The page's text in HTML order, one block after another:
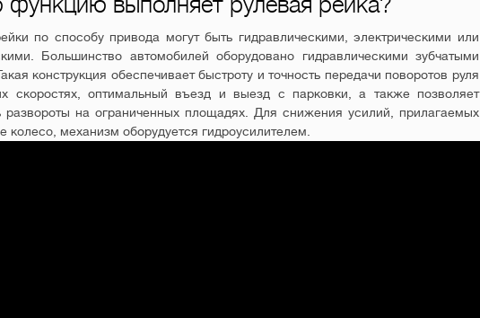
по способу привода могут быть гидравлическими, электрическими или
Большинство автомобилей оборудовано гидравлическими зубчатыми
конструкция обеспечивает быстроту и точность передачи поворотов руля
скоростях, оптимальный въезд и выезд с парковки, а также позволяет
развороты на ограниченных площадях. Для снижения усилий, прилагаемых
колесо, механизм оборудуется гидроусилителем.